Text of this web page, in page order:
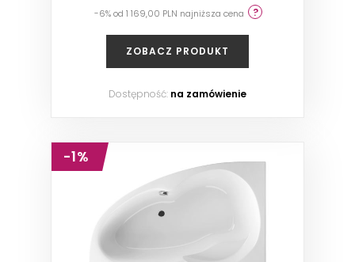
-6% od 1 169,00 PLN najniższa cena
ZOBACZ PRODUKT
Dostępność: na zamówienie
-1%